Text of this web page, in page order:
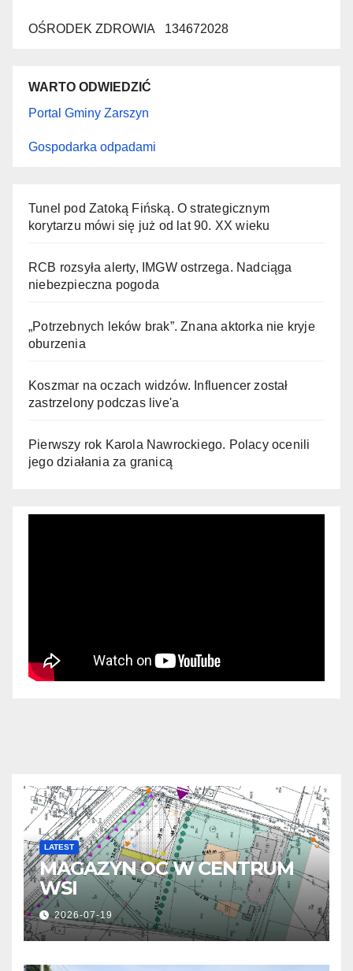
OŚRODEK ZDROWIA 134672028
WARTO ODWIEDZIĆ
Portal Gminy Zarszyn
Gospodarka odpadami
Tunel pod Zatoką Fińską. O strategicznym
korytarzu mówi się już od lat 90. XX wieku
RCB rozsyła alerty, IMGW ostrzega. Nadciąga
niebezpieczna pogoda
„Potrzebnych leków brak”. Znana aktorka nie kryje
oburzenia
Koszmar na oczach widzów. Influencer został
zastrzelony podczas live'a
Pierwszy rok Karola Nawrockiego. Polacy ocenili
jego działania za granicą
LATEST
MAGAZYN OC W CENTRUM
WSI
2026-07-19